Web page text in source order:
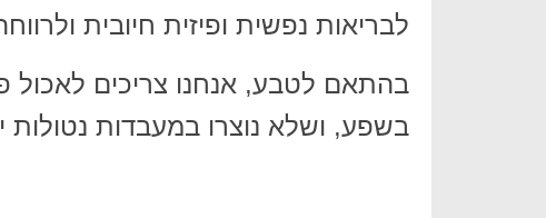
לבריאות נפשית ופיזית חיובית
בהתאם לטבע, אנחנו צריכים לאכול
בשפע, ושלא נוצרו במעבדות נטולות